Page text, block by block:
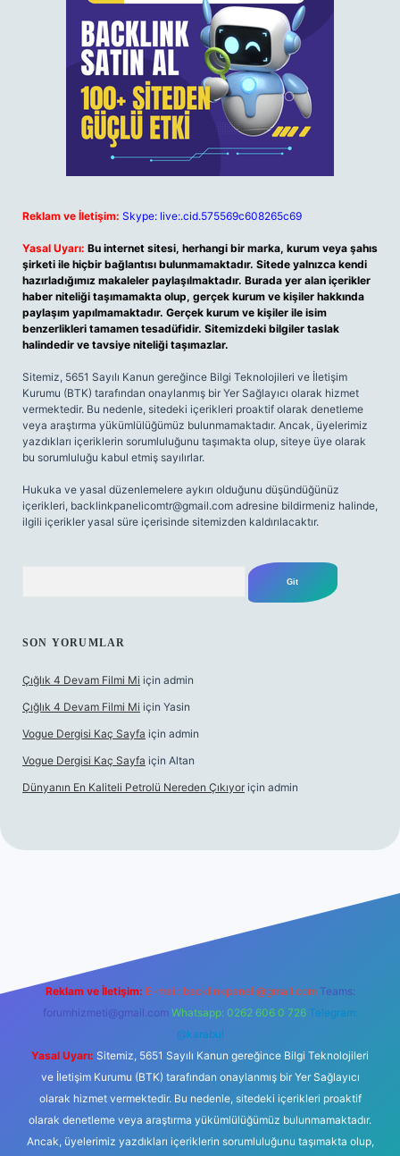
Reklam ve İletişim: Skype: live:.cid.575569c608265c69
Yasal Uyarı: Bu internet sitesi, herhangi bir marka, kurum veya şahıs
şirketi ile hiçbir bağlantısı bulunmamaktadır. Sitede yalnızca kendi
hazırladığımız makaleler paylaşılmaktadır. Burada yer alan içerikler
haber niteliği taşımamakta olup, gerçek kurum ve kişiler hakkında
paylaşım yapılmamaktadır. Gerçek kurum ve kişiler ile isim
benzerlikleri tamamen tesadüfidir. Sitemizdeki bilgiler taslak
halindedir ve tavsiye niteliği taşımazlar.
Sitemiz, 5651 Sayılı Kanun gereğince Bilgi Teknolojileri ve İletişim
Kurumu (BTK) tarafından onaylanmış bir Yer Sağlayıcı olarak hizmet
vermektedir. Bu nedenle, sitedeki içerikleri proaktif olarak denetleme
veya araştırma yükümlülüğümüz bulunmamaktadır. Ancak, üyelerimiz
yazdıkları içeriklerin sorumluluğunu taşımakta olup, siteye üye olarak
bu sorumluluğu kabul etmiş sayılırlar.
Hukuka ve yasal düzenlemelere aykırı olduğunu düşündüğünüz
içerikleri, backlinkpanelicomtr@gmail.com adresine bildirmeniz halinde,
ilgili içerikler yasal süre içerisinde sitemizden kaldırılacaktır.
SON YORUMLAR
Çığlık 4 Devam Filmi Mi için admin
Çığlık 4 Devam Filmi Mi için Yasin
Vogue Dergisi Kaç Sayfa için admin
Vogue Dergisi Kaç Sayfa için Altan
Dünyanın En Kaliteli Petrolü Nereden Çıkıyor için admin
Reklam ve İletişim: E-mail: backlinkpaneli@gmail.com Teams:
forumhizmeti@gmail.com Whatsapp: 0262 606 0 726 Telegram:
@karabul
Yasal Uyarı: Sitemiz, 5651 Sayılı Kanun gereğince Bilgi Teknolojileri
ve İletişim Kurumu (BTK) tarafından onaylanmış bir Yer Sağlayıcı
olarak hizmet vermektedir. Bu nedenle, sitedeki içerikleri proaktif
olarak denetleme veya araştırma yükümlülüğümüz bulunmamaktadır.
Ancak, üyelerimiz yazdıkları içeriklerin sorumluluğunu taşımakta olup,